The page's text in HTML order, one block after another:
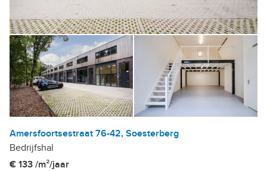
Amersfoortsestraat 76-42, Soesterberg
Bedrijfshal
€ 133 /m²/jaar